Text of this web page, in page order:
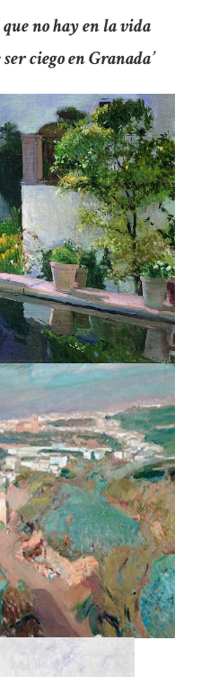
que no hay en la vida
serciego en Granada’